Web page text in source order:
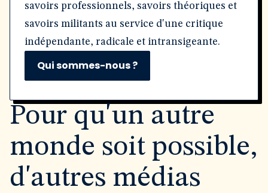
savoirs professionnels, savoirs théoriques et
savoirs militants au service d'une critique
indépendante, radicale et intransigeante.
Qui sommes-nous ?
Pour qu'un autre
monde soit possible,
d'autres médias